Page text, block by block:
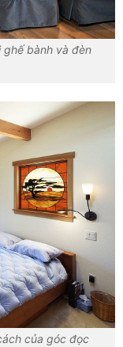
bành và đèn
của góc đọc